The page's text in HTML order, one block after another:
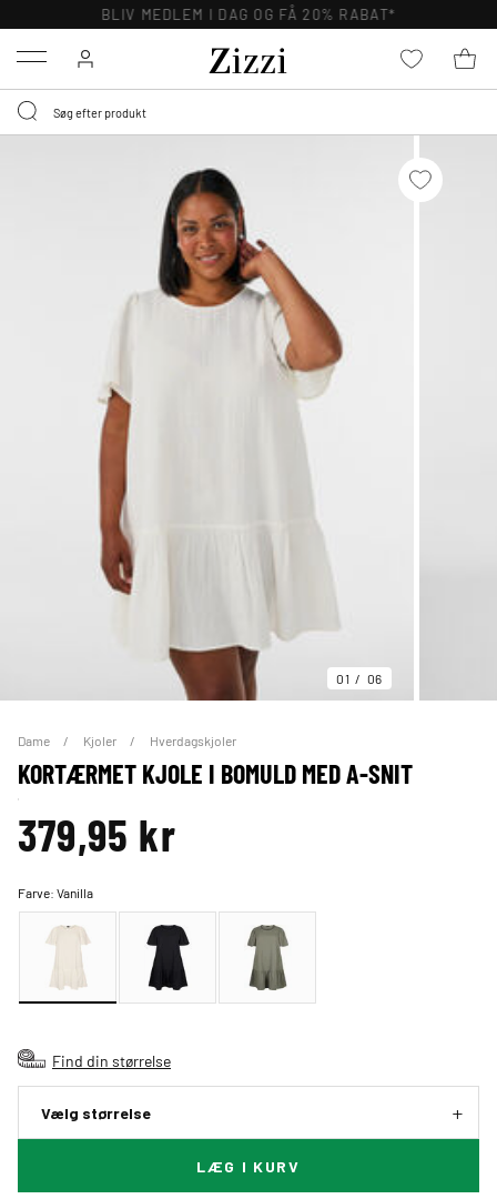
BLIV MEDLEM I DAG OG FÅ 20% RABAT*
Menu
01 06
Dame Kjoler Hverdagskjoler
KORTÆRMET KJOLE I BOMULD MED A-SNIT
379,95 kr
Farve:Vanilla
Find din størrelse
Vælg størrelse
LÆG I KURV